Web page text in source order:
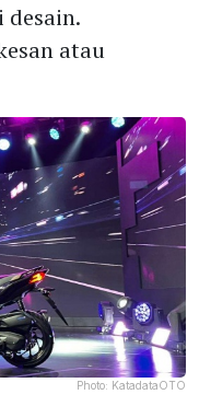
desain.
atau
Photo: KatadataOTO